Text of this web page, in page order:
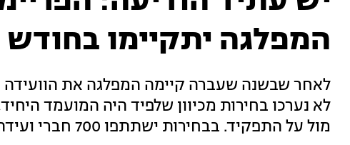
המפלגה יתקיימו
לאחר שבשנה שעברה קיימה המפלגה את
לא נערכו בחירות מכיוון שלפיד היה המועמד
מול על התפקיד. בבחירות ישתתפו 700 חברי ועידה